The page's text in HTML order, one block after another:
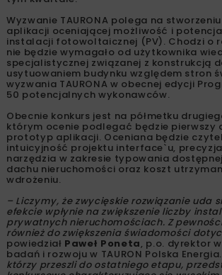
Grafika: TAURON
Finał przedsięwzięcia i wyłonienie
tym kwartale.
Wyzwanie TAURONA polega na
aplikacji oceniającej możliwość i
instalacji fotowoltaicznej (PV). Chodzi o
specjalistycznej związanej z konstrukcją
usytuowaniem budynku względem stron
wyzwania TAURONA w obecnej edycji
50 potencjalnych wykonawców.
Obecnie konkurs jest na półmetku
którym ocenie podlegać będzie pierwszy